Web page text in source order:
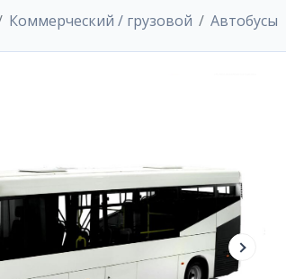
Коммерческий / грузовой Автобусы